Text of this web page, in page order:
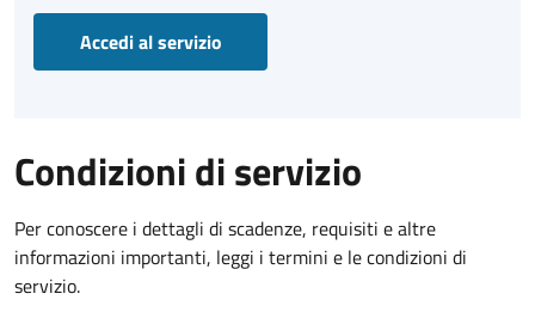
Accedi al servizio
Condizioni di servizio
Per conoscere i dettagli di scadenze, requisiti e altre
informazioni importanti, leggi i termini e le condizioni di
servizio.